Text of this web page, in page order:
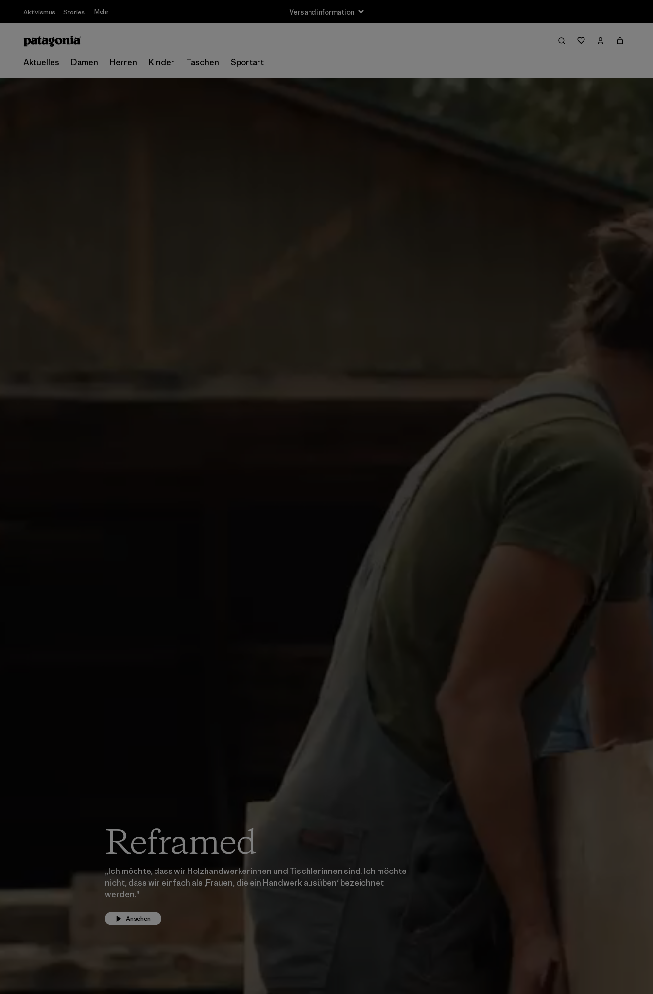
Aktivismus Stories Mehr Versandinformation
Aktuelles Damen Herren Kinder Taschen Sportart
Reframed
„Ich möchte, dass wir Holzhandwerkerinnen und Tischlerinnen sind. Ich möchte
nicht, dass wir einfach als ‚Frauen, die ein Handwerk ausüben‘ bezeichnet
werden."
Ansehen